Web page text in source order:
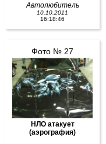
Автолюбитель
10.10.2011
16:18:46
Фото № 27
НЛО атакует
(аэрография)